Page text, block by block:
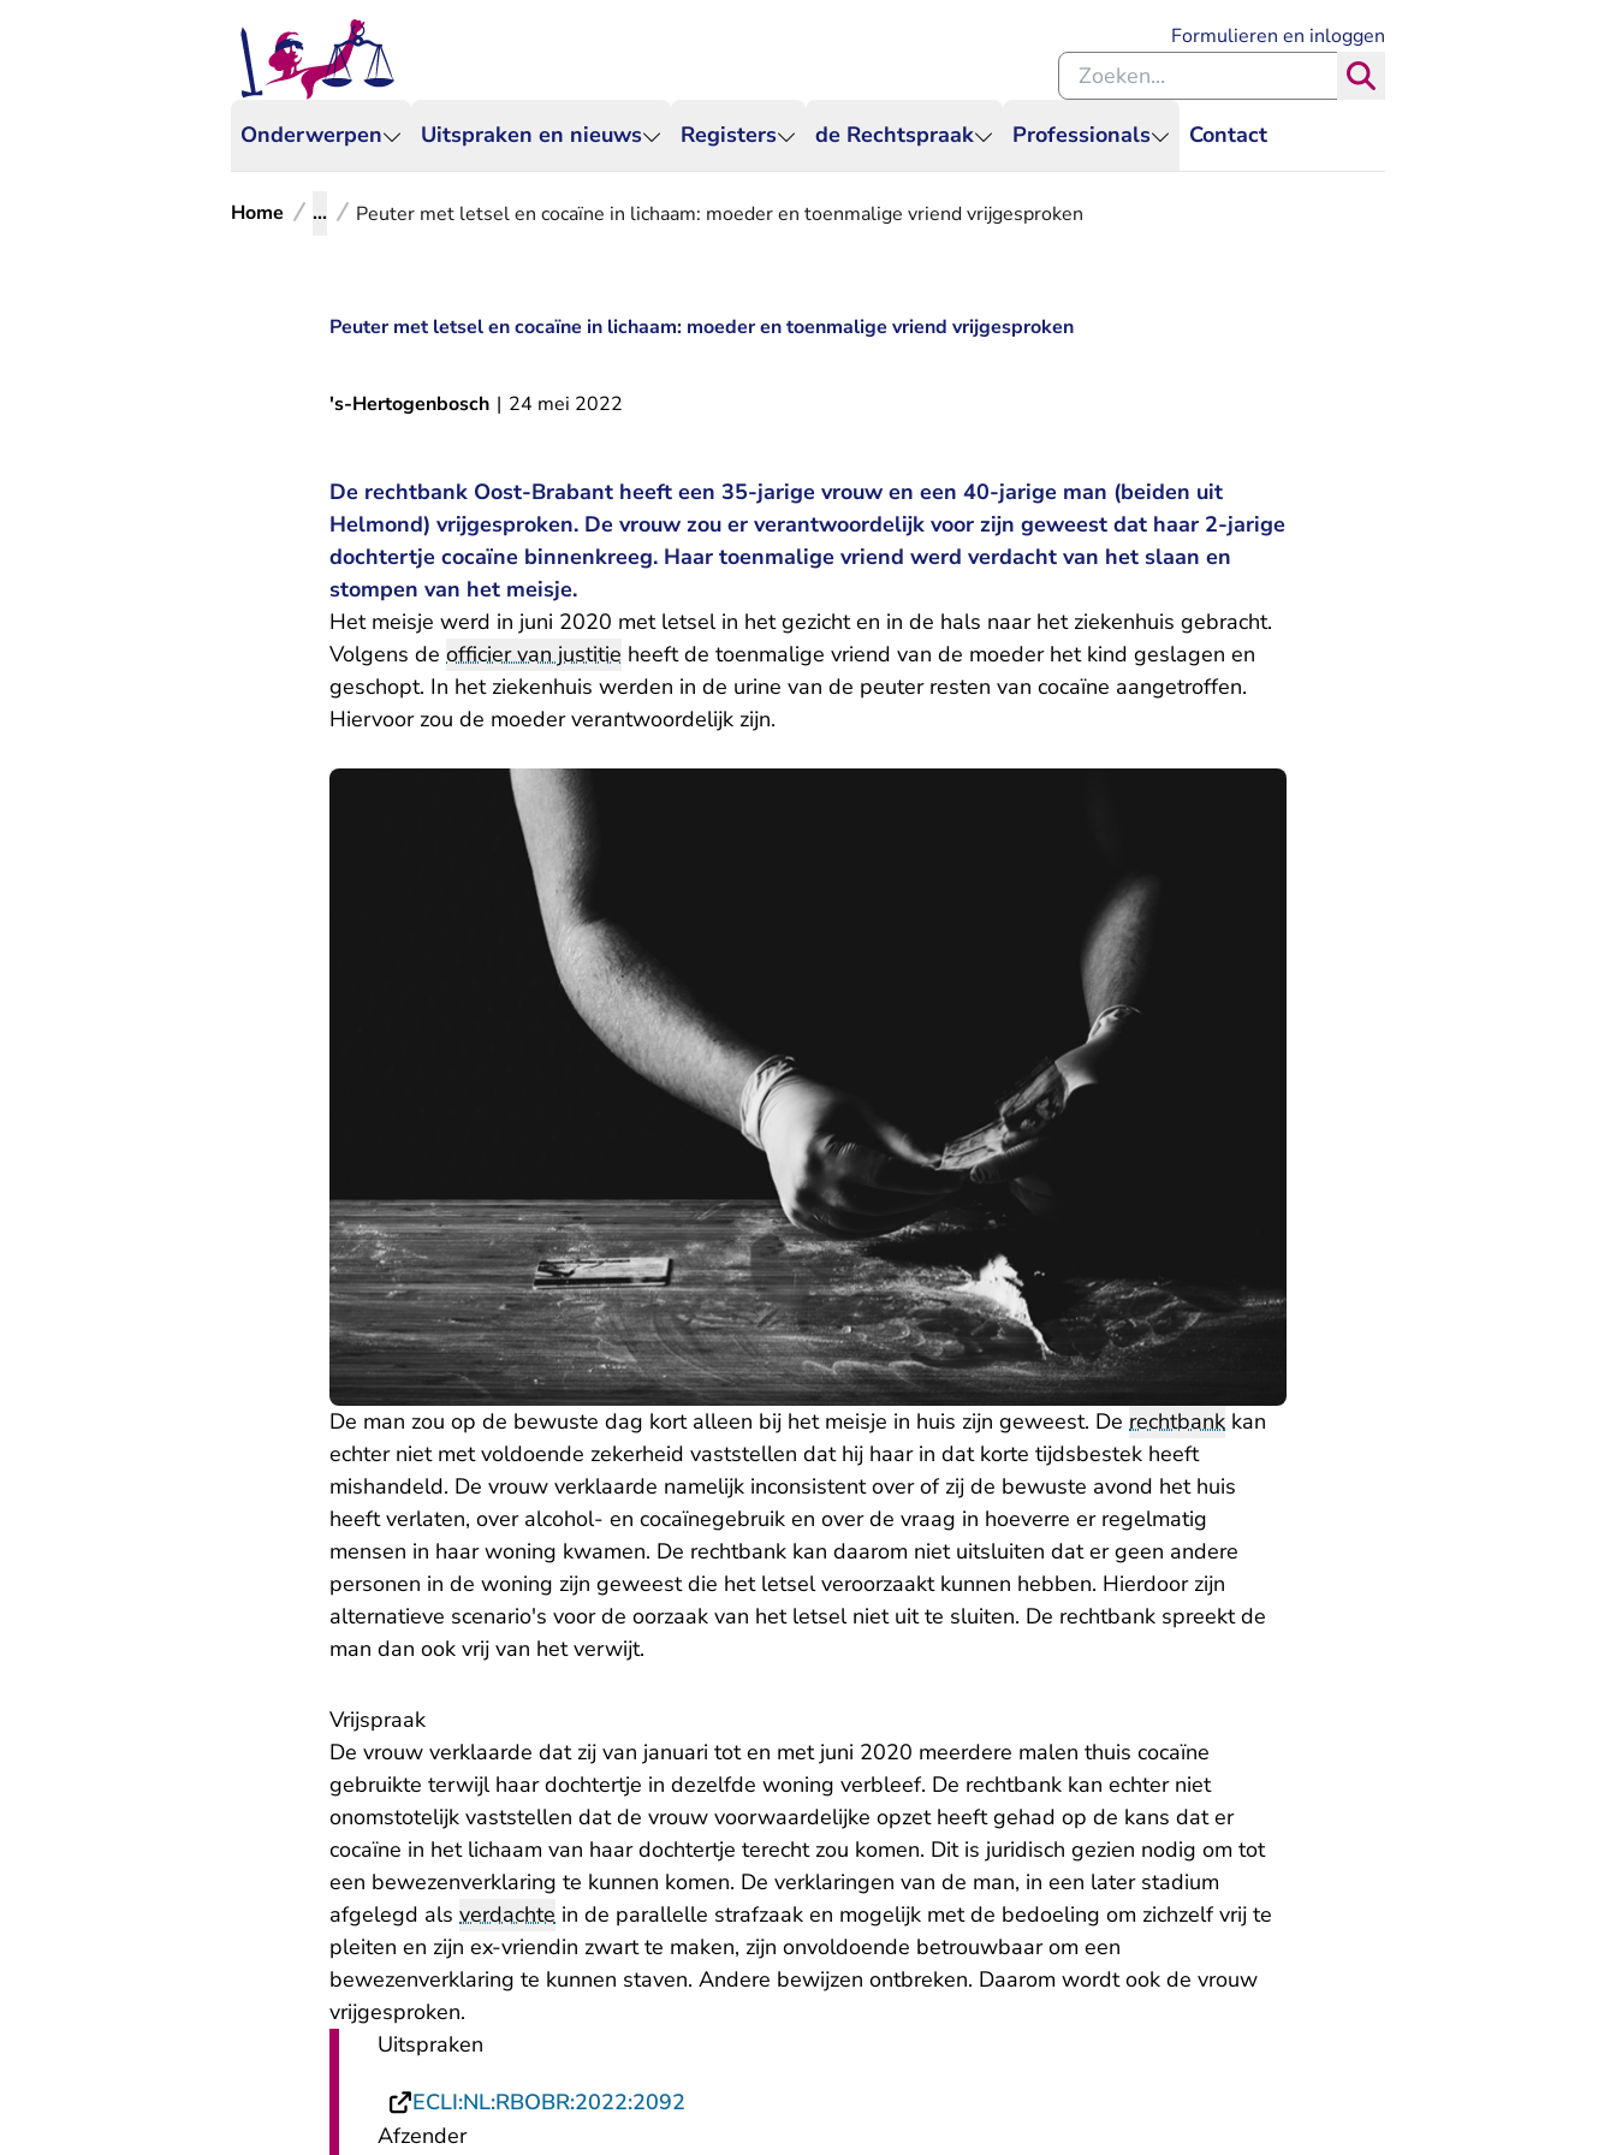
Onderwerpen Uitspraken en nieuws Registers de Rechtspraak Professionals Contact
Formulieren en inloggen
Zoeken binnen de Rechtspraak
Home ... Peuter met letsel en cocaïne in lichaam: moeder en toenmalige vriend vrijgesproken
Peuter met letsel en cocaïne in lichaam: moeder en toenmalige vriend vrijgesproken
's-Hertogenbosch | 24 mei 2022
De rechtbank Oost-Brabant heeft een 35-jarige vrouw en een 40-jarige man (beiden uit
Helmond) vrijgesproken. De vrouw zou er verantwoordelijk voor zijn geweest dat haar 2-jarige
dochtertje cocaïne binnenkreeg. Haar toenmalige vriend werd verdacht van het slaan en
stompen van het meisje.
Het meisje werd in juni 2020 met letsel in het gezicht en in de hals naar het ziekenhuis gebracht.
Volgens de officier van justitie heeft de toenmalige vriend van de moeder het kind geslagen en
geschopt. In het ziekenhuis werden in de urine van de peuter resten van cocaïne aangetroffen.
Hiervoor zou de moeder verantwoordelijk zijn.
De man zou op de bewuste dag kort alleen bij het meisje in huis zijn geweest. De rechtbank kan
echter niet met voldoende zekerheid vaststellen dat hij haar in dat korte tijdsbestek heeft
mishandeld. De vrouw verklaarde namelijk inconsistent over of zij de bewuste avond het huis
heeft verlaten, over alcohol- en cocaïnegebruik en over de vraag in hoeverre er regelmatig
mensen in haar woning kwamen. De rechtbank kan daarom niet uitsluiten dat er geen andere
personen in de woning zijn geweest die het letsel veroorzaakt kunnen hebben. Hierdoor zijn
alternatieve scenario's voor de oorzaak van het letsel niet uit te sluiten. De rechtbank spreekt de
man dan ook vrij van het verwijt.
Vrijspraak
De vrouw verklaarde dat zij van januari tot en met juni 2020 meerdere malen thuis cocaïne
gebruikte terwijl haar dochtertje in dezelfde woning verbleef. De rechtbank kan echter niet
onomstotelijk vaststellen dat de vrouw voorwaardelijke opzet heeft gehad op de kans dat er
cocaïne in het lichaam van haar dochtertje terecht zou komen. Dit is juridisch gezien nodig om tot
een bewezenverklaring te kunnen komen. De verklaringen van de man, in een later stadium
afgelegd als verdachte in de parallelle strafzaak en mogelijk met de bedoeling om zichzelf vrij te
pleiten en zijn ex-vriendin zwart te maken, zijn onvoldoende betrouwbaar om een
bewezenverklaring te kunnen staven. Andere bewijzen ontbreken. Daarom wordt ook de vrouw
vrijgesproken.
Uitspraken
ECLI:NL:RBOBR:2022:2092
Afzender